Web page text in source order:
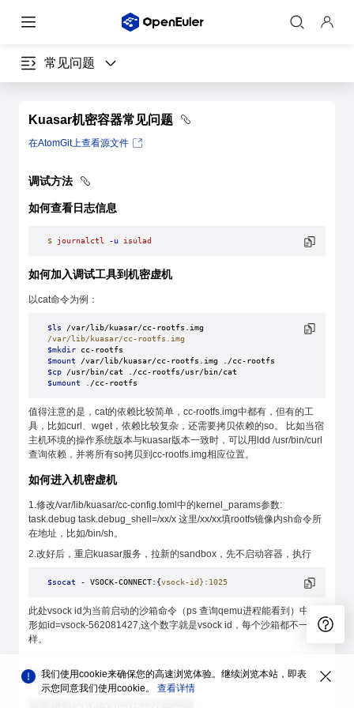
常见问题
Kuasar机密容器常见问题
在AtomGit上查看源文件
调试方法
如何查看日志信息
$ journalctl -u isulad
如何加入调试工具到机密虚机
以cat命令为例：
$ls /var/lib/kuasar/cc-rootfs.img
/var/lib/kuasar/cc-rootfs.img
$mkdir cc-rootfs
$mount /var/lib/kuasar/cc-rootfs.img ./cc-rootfs
$cp /usr/bin/cat ./cc-rootfs/usr/bin/cat
$umount ./cc-rootfs
值得注意的是，cat的依赖比较简单，cc-rootfs.img中都有，但有的工
具，比如curl、wget，依赖比较复杂，还需要拷贝依赖的so。 比如当宿
主机环境的操作系统版本与kuasar版本一致时，可以用ldd /usr/bin/curl
查询依赖，并将所有so拷贝到cc-rootfs.img相应位置。
如何进入机密虚机
1.修改/var/lib/kuasar/cc-config.toml中的kernel_params参数:
task.debug task.debug_shell=/xx/x 这里/xx/xx填rootfs镜像内sh命令所
在地址，比如/bin/sh。
2.改好后，重启kuasar服务，拉新的sandbox，先不启动容器，执行
$socat - VSOCK-CONNECT:{vsock-id}:1025
此处vsock id为当前启动的沙箱命令（ps 查询qemu进程能看到）中，
形如id=vsock-562081427,这个数字就是vsock id，每个沙箱都不一
样。
常见问题
我们使用cookie来确保您的高速浏览体验。继续浏览本站，即表
示您同意我们使用cookie。 查看详情